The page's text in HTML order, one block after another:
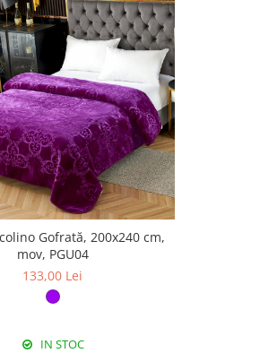
Gofrată, 200x240 cm,
mov, PGU04
133,00 Lei
IN STOC